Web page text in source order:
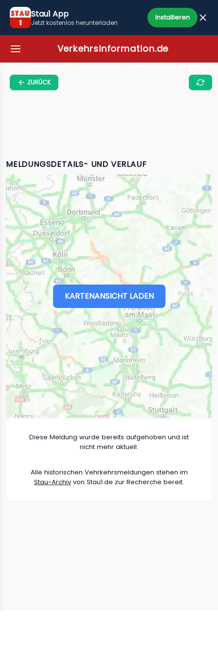
Stau1 App
Jetzt kostenlos herunterladen
Installieren
Verkehrsinformation.de
ZURÜCK
MELDUNGSDETAILS- UND VERLAUF
KARTENANSICHT LADEN
Diese Meldung wurde bereits aufgehoben und ist
nicht mehr aktuell.
Alle historischen Vehrkehrsmeldungen stehen im
Stau-Archiv von Stau1.de zur Recherche bereit.